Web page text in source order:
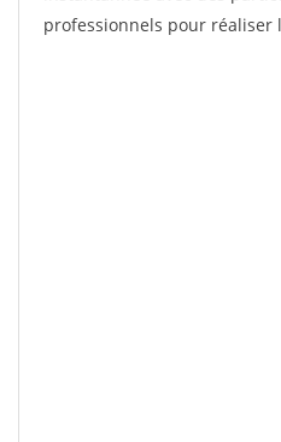
professionnels pour réaliser